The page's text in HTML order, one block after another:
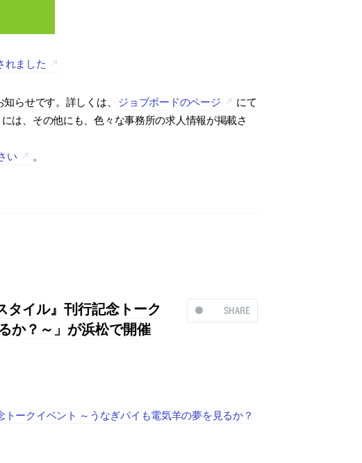
れました
らせです。詳しくは、 ジョブボードのページ
にて
には、その他にも、色々な事務所の求人情報が掲載さ
い
。
SHARE
タイル』刊行記念トーク
か？～」が浜松で開催
ークイベント ～うなぎパイも電気羊の夢を見るか？